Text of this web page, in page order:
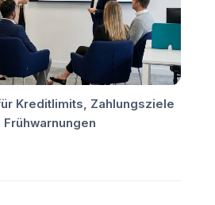
Kreditlimits, Zahlungsziele
Frühwarnungen